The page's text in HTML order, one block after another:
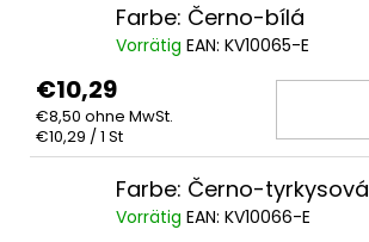
Farbe: Černo-bílá
Vorrätig EAN: KV10065-E
€10,29
€8,50 ohne MwSt.
Verkaufspreis:
€10,29 / 1 St
Farbe: Černo-tyrkysová
Vorrätig EAN: KV10066-E